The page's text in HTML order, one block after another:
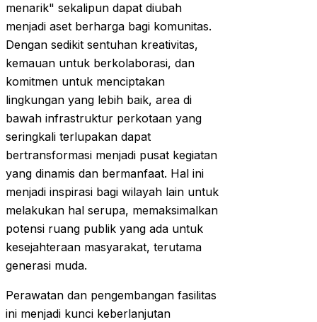
menarik" sekalipun dapat diubah
menjadi aset berharga bagi komunitas.
Dengan sedikit sentuhan kreativitas,
kemauan untuk berkolaborasi, dan
komitmen untuk menciptakan
lingkungan yang lebih baik, area di
bawah infrastruktur perkotaan yang
seringkali terlupakan dapat
bertransformasi menjadi pusat kegiatan
yang dinamis dan bermanfaat. Hal ini
menjadi inspirasi bagi wilayah lain untuk
melakukan hal serupa, memaksimalkan
potensi ruang publik yang ada untuk
kesejahteraan masyarakat, terutama
generasi muda.
Perawatan dan pengembangan fasilitas
ini menjadi kunci keberlanjutan